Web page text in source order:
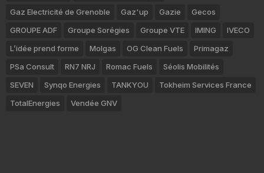
Gaz Electricité de Grenoble
Gaz'up Gazie
Gecos
GROUPE ADF
Groupe Sorégies Groupe VTE IMING
IVECO
L’idée prend forme
Molgas OG Clean Fuels
Primagaz
PSa Consult
RN7 NRJ Romac Fuels
Séolis Mobilités
SEVEN
Synqo Energies TANKYOU
Tokheim Services France
TotalEnergies
Vendée GNV